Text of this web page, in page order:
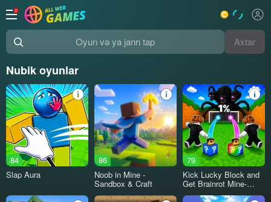
Oyun və ya janrı tap Axtar
Nubik oyunlar
84
Slap Aura
86
Noob in Mine -
Sandbox & Craft
79
Kick Lucky Block and
Get Brainrot Mine-